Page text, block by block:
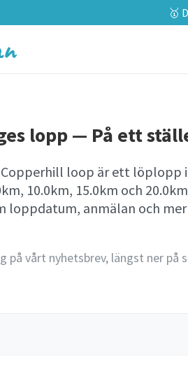
🥇
lopp — På ett
Copperhill loop är ett löplopp
10.0km, 15.0km och
loppdatum, anmälan och mer
på vårt nyhetsbrev, längst ner på